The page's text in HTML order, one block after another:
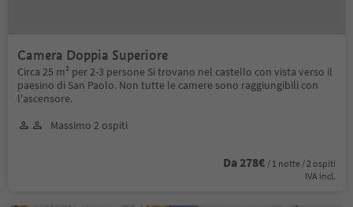
Camera Doppia Superiore
Circa 25 m² per 2-3 persone Si trovano nel castello con vista verso il
paesino di San Paolo. Non tutte le camere sono raggiungibili con
l'ascensore.
Massimo 2 ospiti
Da 278€ / 1 notte / 2 ospiti
IVA incl.